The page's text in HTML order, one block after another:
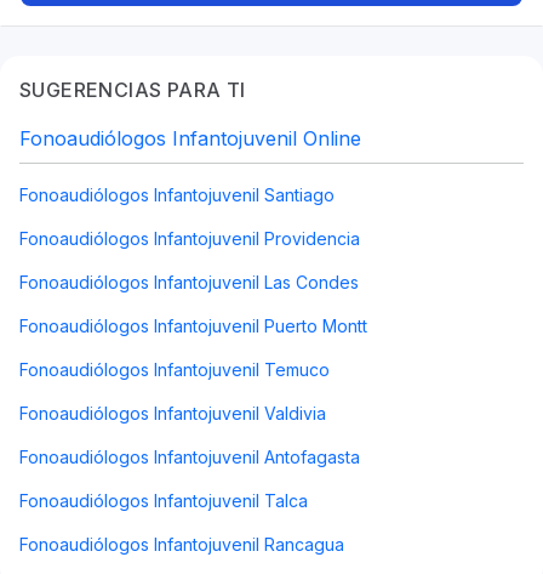
SUGERENCIAS PARA TI
Fonoaudiólogos Infantojuvenil Online
Fonoaudiólogos Infantojuvenil Santiago
Fonoaudiólogos Infantojuvenil Providencia
Fonoaudiólogos Infantojuvenil Las Condes
Fonoaudiólogos Infantojuvenil Puerto Montt
Fonoaudiólogos Infantojuvenil Temuco
Fonoaudiólogos Infantojuvenil Valdivia
Fonoaudiólogos Infantojuvenil Antofagasta
Fonoaudiólogos Infantojuvenil Talca
Fonoaudiólogos Infantojuvenil Rancagua